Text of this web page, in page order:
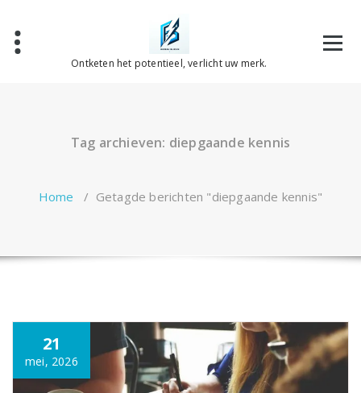
inhoud
Ontketen het potentieel, verlicht uw merk.
Tag archieven: diepgaande kennis
Home / Getagde berichten "diepgaande kennis"
21
mei, 2026